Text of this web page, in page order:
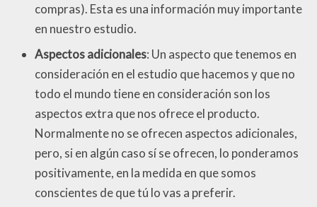
compras). Esta es una información muy importante
en nuestro estudio.
Aspectos adicionales: Un aspecto que tenemos en
consideración en el estudio que hacemos y que no
todo el mundo tiene en consideración son los
aspectos extra que nos ofrece el producto.
Normalmente no se ofrecen aspectos adicionales,
pero, si en algún caso sí se ofrecen, lo ponderamos
positivamente, en la medida en que somos
conscientes de que tú lo vas a preferir.